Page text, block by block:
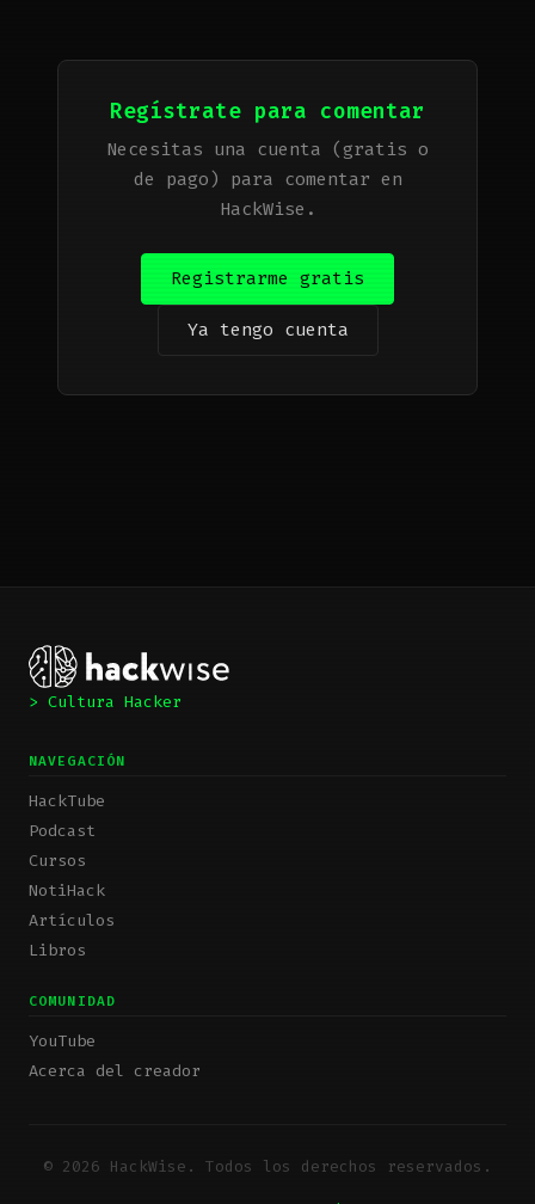
Regístrate para comentar
Necesitas una cuenta (gratis o
de pago) para comentar en
HackWise.
Registrarme gratis
Ya tengo cuenta
> Cultura Hacker
NAVEGACIÓN
HackTube
Podcast
Cursos
NotiHack
Artículos
Libros
COMUNIDAD
YouTube
Acerca del creador
© 2026 HackWise. Todos los derechos reservados.